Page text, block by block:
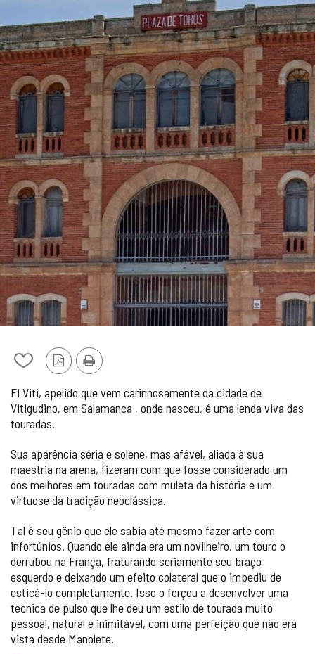
Adicionar
remover
de
meus
VersãoImprimir
El Viti, apelido que vem carinhosamente da cidade de
Vitigudino, em Salamanca , onde nasceu, é uma lenda viva das
touradas.
Sua aparência séria e solene, mas afável, aliada à sua
maestria na arena, fizeram com que fosse considerado um
dos melhores em touradas com muleta da história e um
virtuose da tradição neoclássica.
Tal é seu gênio que ele sabia até mesmo fazer arte com
infortúnios. Quando ele ainda era um novilheiro, um touro o
derrubou na França, fraturando seriamente seu braço
esquerdo e deixando um efeito colateral que o impediu de
esticá-lo completamente. Isso o forçou a desenvolver uma
técnica de pulso que lhe deu um estilo de tourada muito
pessoal, natural e inimitável, com uma perfeição que não era
vista desde Manolete.